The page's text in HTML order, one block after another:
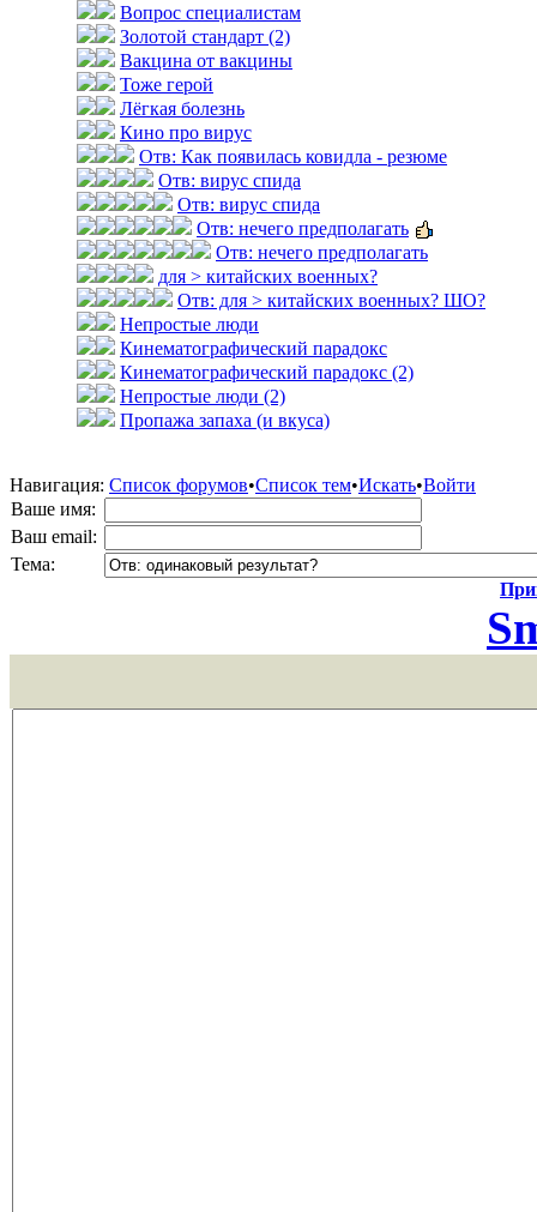
Вопрос специалистам
Золотой стандарт (2)
Вакцина от вакцины
Тоже герой
Лёгкая болезнь
Кино про вирус
Отв: Как появилась ковидла - резюме
Отв: вирус спида
Отв: вирус спида
Отв: нечего предполагать
Отв: нечего предполагать
для > китайских военных?
Отв: для > китайских военных? ШО?
Непростые люди
Кинематографический парадокс
Кинематографический парадокс (2)
Непростые люди (2)
Пропажа запаха (и вкуса)
Навигация: Список форумов•Список тем•Искать•Войти
Ваше имя:
Ваш email:
Тема: